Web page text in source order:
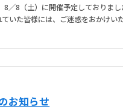
8／8（土）に開催予定しておりま
いた皆様には、ご迷惑をおかけい
お知らせ